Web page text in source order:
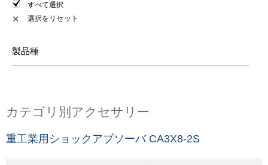
すべて選択
✕ 選択をリセット
製品種
カテゴリ別アクセサリー
重工業用ショックアブソーバ CA3X8-2S